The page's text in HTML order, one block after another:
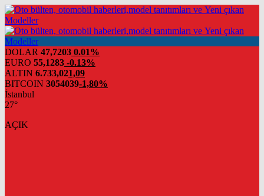
DOLAR 47,7203 0.01%
EURO 55,1283 -0.13%
ALTIN 6.733,021,09
BITCOIN 3054039-1,80%
İstanbul
27°
AÇIK